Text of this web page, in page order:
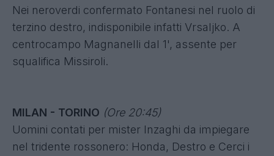
Nei neroverdi confermato Fontanesi nel ruolo di
terzino destro, indisponibile infatti Vrsaljko. A
centrocampo Magnanelli dal 1', assente per
squalifica Missiroli.
MILAN - TORINO (Ore 20:45)
Uomini contati per mister Inzaghi da impiegare
nel tridente rossonero: Honda, Destro e Cerci i